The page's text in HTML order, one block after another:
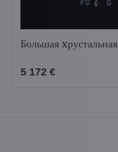
Большая
5 172 €